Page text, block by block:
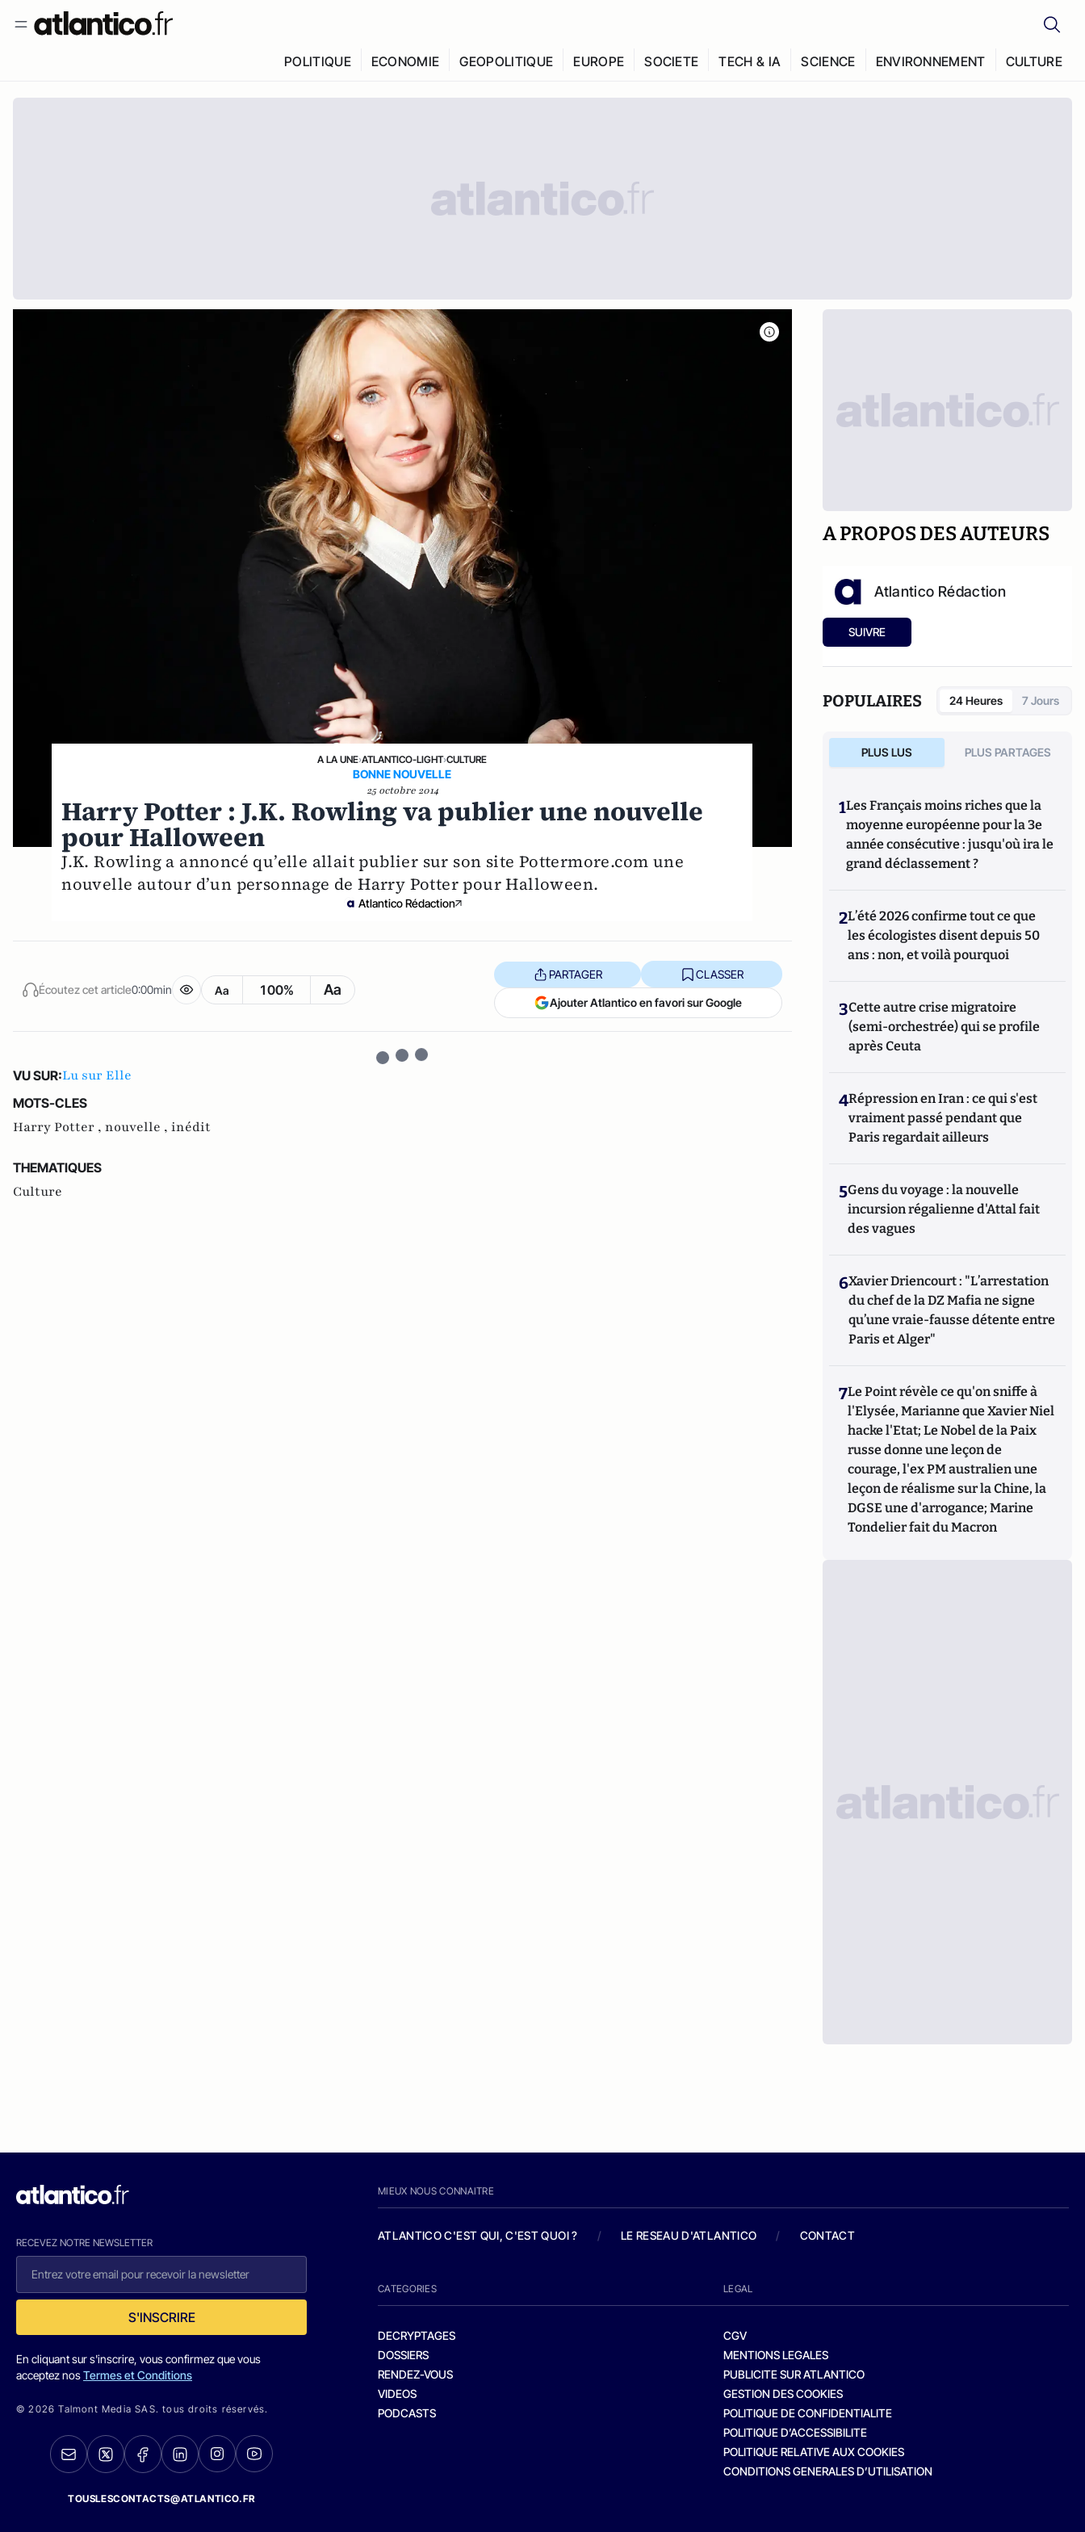
POLITIQUE ECONOMIE GEOPOLITIQUE EUROPE SOCIETE TECH & IA SCIENCE ENVIRONNEMENT CULTURE
A LA UNE›ATLANTICO-LIGHT›CULTURE
BONNE NOUVELLE
25 octobre 2014
Harry Potter : J.K. Rowling va publier une nouvelle
pour Halloween
J.K. Rowling a annoncé qu’elle allait publier sur son site Pottermore.com une
nouvelle autour d’un personnage de Harry Potter pour Halloween.
Atlantico Rédaction
Écoutez cet article0:00min Aa 100% Aa
PARTAGER CLASSER
Ajouter Atlantico en favori sur Google
VU SUR:Lu sur Elle
MOTS-CLES
Harry Potter , nouvelle , inédit
THEMATIQUES
Culture
A PROPOS DES AUTEURS
Atlantico Rédaction
SUIVRE
POPULAIRES 24 Heures 7 Jours
PLUS LUS PLUS PARTAGES
1Les Français moins riches que la
moyenne européenne pour la 3e
année consécutive : jusqu'où ira le
grand déclassement ?
2L’été 2026 confirme tout ce que
les écologistes disent depuis 50
ans : non, et voilà pourquoi
3Cette autre crise migratoire
(semi-orchestrée) qui se profile
après Ceuta
4Répression en Iran : ce qui s'est
vraiment passé pendant que
Paris regardait ailleurs
5Gens du voyage : la nouvelle
incursion régalienne d'Attal fait
des vagues
6Xavier Driencourt : "L’arrestation
du chef de la DZ Mafia ne signe
qu’une vraie-fausse détente entre
Paris et Alger"
7Le Point révèle ce qu'on sniffe à
l'Elysée, Marianne que Xavier Niel
hacke l'Etat; Le Nobel de la Paix
russe donne une leçon de
courage, l'ex PM australien une
leçon de réalisme sur la Chine, la
DGSE une d'arrogance; Marine
Tondelier fait du Macron
RECEVEZ NOTRE NEWSLETTER
S'INSCRIRE
En cliquant sur s'inscrire, vous confirmez que vous
acceptez nosTermes et Conditions
© 2026 Talmont Media SAS. tous droits réservés.
TOUSLESCONTACTS@ATLANTICO.FR
MIEUX NOUS CONNAITRE
ATLANTICO C'EST QUI, C'EST QUOI ? / LE RESEAU D'ATLANTICO / CONTACT
CATEGORIES
DECRYPTAGES
DOSSIERS
RENDEZ-VOUS
VIDEOS
PODCASTS
LEGAL
CGV
MENTIONS LEGALES
PUBLICITE SUR ATLANTICO
GESTION DES COOKIES
POLITIQUE DE CONFIDENTIALITE
POLITIQUE D’ACCESSIBILITE
POLITIQUE RELATIVE AUX COOKIES
CONDITIONS GENERALES D’UTILISATION